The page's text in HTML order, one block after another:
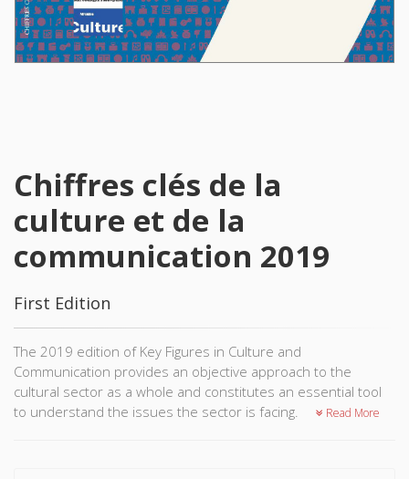
Chiffres clés de la
culture et de la
communication 2019
First Edition
The 2019 edition of Key Figures in Culture and
Communication provides an objective approach to the
cultural sector as a whole and constitutes an essential tool
to understand the issues the sector is facing.
Read More